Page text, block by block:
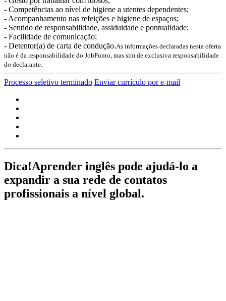
- Competências ao nível de higiene a utentes dependentes;
- Acompanhamento nas refeições e higiene de espaços;
- Sentido de responsabilidade, assiduidade e pontualidade;
- Facilidade de comunicação;
- Detentor(a) de carta de condução.As informações declaradas nesta oferta
não é da responsabilidade do JobPonto, mas sim de exclusiva responsabilidade
do declarante.
Processo seletivo terminado Enviar currículo por e-mail
Dica!Aprender inglês pode ajudá-lo a
expandir a sua rede de contatos
profissionais a nível global.